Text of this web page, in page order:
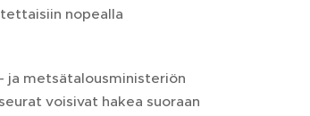
nopealla
ja metsätalousministeriön
voisivat hakea suoraan